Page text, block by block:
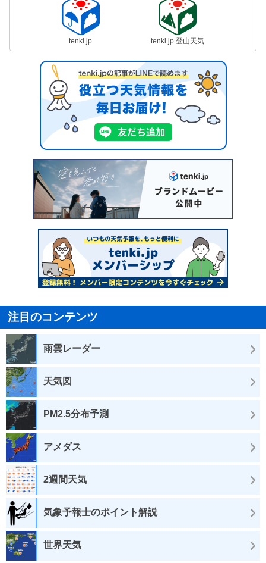
tenki.jp tenki.jp 登山天気
注目のコンテンツ
雨雲レーダー
天気図
PM2.5分布予測
アメダス
2週間天気
気象予報士のポイント解説
世界天気